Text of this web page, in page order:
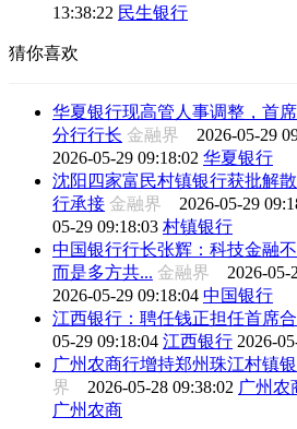
13:38:22 民生银行
猜你喜欢
华夏银行现高管人事调整，首
分行行长 金融界 2026-05-29
2026-05-29 09:18:02 华夏银行
沈阳四家富民村镇银行获批解
行承接 金融界 2026-05-29
05-29 09:18:03 村镇银行
中国银行行长张辉：科技金融不
而是多方共... 金融界 2026-05-
2026-05-29 09:18:04 中国银行
江西银行：聘任钱正担任首席
05-29 09:18:04 江西银行 2026-
广州农商行增持郑州珠江村镇
界 2026-05-28 09:38:02 广州农
广州农商